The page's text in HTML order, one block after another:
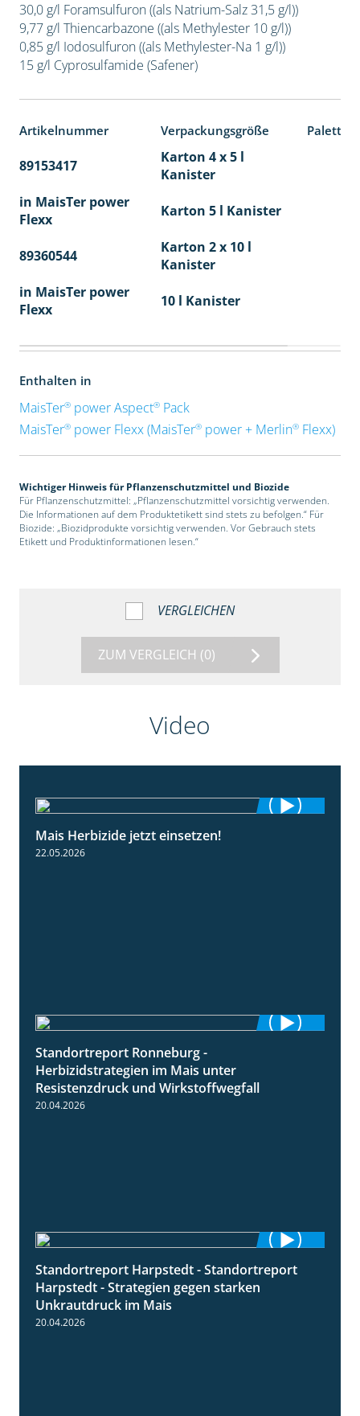
30,0 g/l Foramsulfuron ((als Natrium-Salz 31,5 g/l))
9,77 g/l Thiencarbazone ((als Methylester 10 g/l))
0,85 g/l Iodosulfuron ((als Methylester-Na 1 g/l))
15 g/l Cyprosulfamide (Safener)
Artikelnummer Verpackungsgröße
89153417
Karton 4 x 5 l
Kanister
in MaisTer power
Flexx
Karton 5 l Kanister
89360544
Karton 2 x 10 l
Kanister
in MaisTer power
Flexx
10 l Kanister
Enthalten in
MaisTer®power Aspect®Pack
MaisTer®power Flexx (MaisTer®power + Merlin®Flexx)
Wichtiger Hinweis für Pflanzenschutzmittel und Biozide
Für Pflanzenschutzmittel: „Pflanzenschutzmittel vorsichtig verwenden.
Die Informationen auf dem Produktetikett sind stets zu befolgen.“ Für
Biozide: „Biozidprodukte vorsichtig verwenden. Vor Gebrauch stets
Etikett und Produktinformationen lesen.“
VERGLEICHEN
ZUM VERGLEICH (0)
Video
Mais Herbizide jetzt einsetzen!
22.05.2026
Standortreport Ronneburg -
Herbizidstrategien im Mais unter
Resistenzdruck und Wirkstoffwegfall
20.04.2026
9:11
Standortreport Harpstedt - Standortreport
Harpstedt - Strategien gegen starken
Unkrautdruck im Mais
20.04.2026